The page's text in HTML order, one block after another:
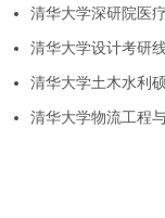
清华大学深研院医
清华大学设计考研
清华大学土木水利
清华大学物流工程